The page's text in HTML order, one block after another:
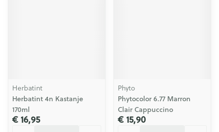
Herbatint
Herbatint 4n Kastanje
170ml
€ 16,95
Phyto
Phytocolor 6.77 Marron
Clair Cappuccino
€ 15,90